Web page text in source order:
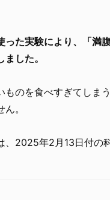
った実験により、「満
した。
ものを食べすぎてしま
。
、2025年2月13日付の